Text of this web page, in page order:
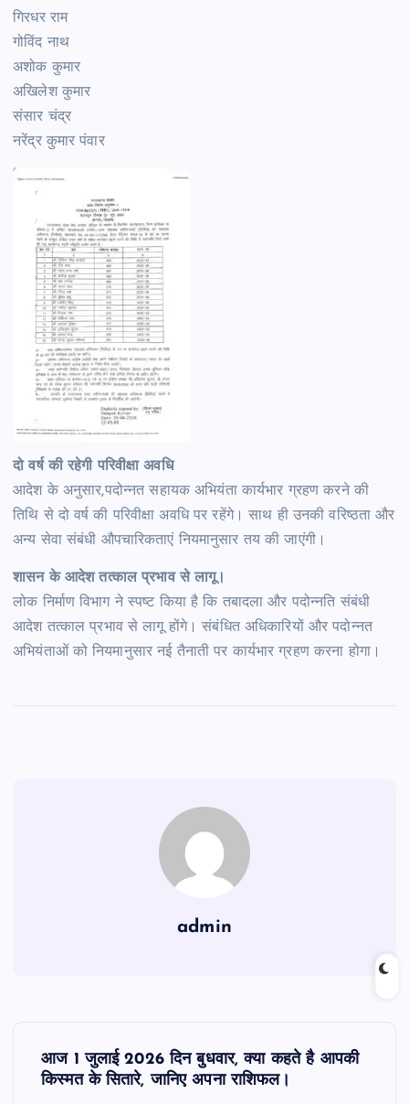
गिरधर राम
गोविंद नाथ
अशोक कुमार
अखिलेश कुमार
संसार चंद्र
नरेंद्र कुमार पंवार
दो वर्ष की रहेगी परिवीक्षा अवधि
आदेश के अनुसार,पदोन्नत सहायक अभियंता कार्यभार ग्रहण करने की
तिथि से दो वर्ष की परिवीक्षा अवधि पर रहेंगे। साथ ही उनकी वरिष्ठता और
अन्य सेवा संबंधी औपचारिकताएं नियमानुसार तय की जाएंगी।
शासन के आदेश तत्काल प्रभाव से लागू।
लोक निर्माण विभाग ने स्पष्ट किया है कि तबादला और पदोन्नति संबंधी
आदेश तत्काल प्रभाव से लागू होंगे। संबंधित अधिकारियों और पदोन्नत
अभियंताओं को नियमानुसार नई तैनाती पर कार्यभार ग्रहण करना होगा।
admin
आज 1 जुलाई 2026 दिन बुधवार, क्या कहते है आपकी
किस्मत के सितारे, जानिए अपना राशिफल।